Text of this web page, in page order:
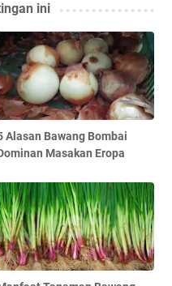
ini
Alasan Bawang Bombai
Masakan Eropa